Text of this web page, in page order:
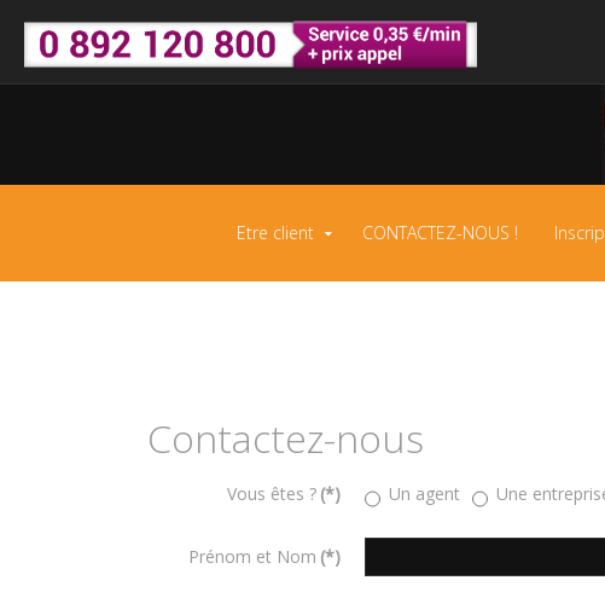
Etre client CONTACTEZ-NOUS !
Contactez-nous
Vous êtes ? (*) Un agent Une
Prénom et Nom (*)